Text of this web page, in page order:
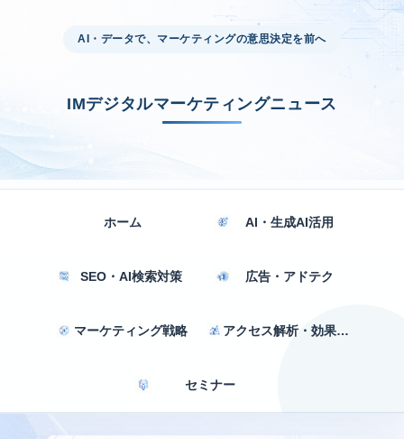
AI・データで、マーケティングの意思決定を前へ
IMデジタルマーケティングニュース
ホーム AI・生成AI活用
SEO・AI検索対策 広告・アドテク
マーケティング戦略 アクセス解析・効果測定
セミナー